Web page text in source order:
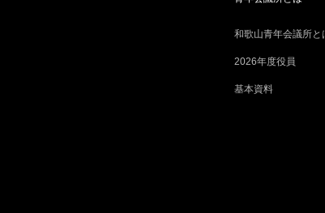
和歌山青年会議所と
2026年度役員
基本資料